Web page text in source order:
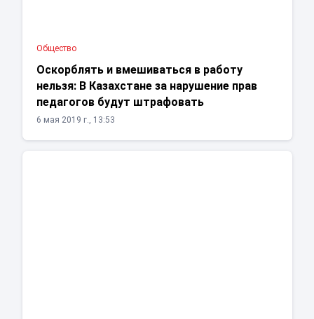
Общество
Оскорблять и вмешиваться в работу
нельзя: В Казахстане за нарушение прав
педагогов будут штрафовать
6 мая 2019 г., 13:53